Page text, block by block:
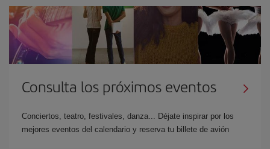
Consulta los próximos eventos
Conciertos, teatro, festivales, danza... Déjate inspirar por los
mejores eventos del calendario y reserva tu billete de avión